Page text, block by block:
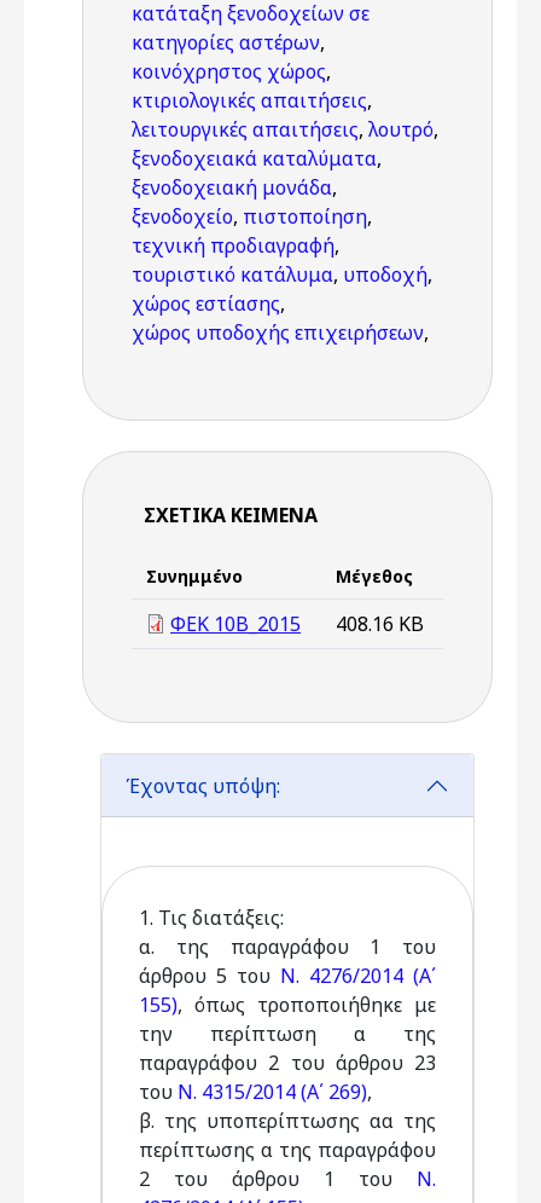
κατάταξη ξενοδοχείων σε
κατηγορίες αστέρων,
κοινόχρηστος χώρος,
κτιριολογικές απαιτήσεις,
λειτουργικές απαιτήσεις, λουτρό,
ξενοδοχειακά καταλύματα,
ξενοδοχειακή μονάδα,
ξενοδοχείο, πιστοποίηση,
τεχνική προδιαγραφή,
τουριστικό κατάλυμα, υποδοχή,
χώρος εστίασης,
χώρος υποδοχής επιχειρήσεων,
ΣΧΕΤΙΚΆ ΚΕΊΜΕΝΑ
Συνημμένο Μέγεθος
ΦΕΚ 10Β_2015 408.16 KB
Έχοντας υπόψη:
1. Τις διατάξεις:
α. της παραγράφου 1 του
άρθρου 5 του Ν. 4276/2014 (Α΄
155), όπως τροποποιήθηκε με
την περίπτωση α της
παραγράφου 2 του άρθρου 23
του Ν. 4315/2014 (Α΄ 269),
β. της υποπερίπτωσης αα της
περίπτωσης α της παραγράφου
2 του άρθρου 1 του Ν.